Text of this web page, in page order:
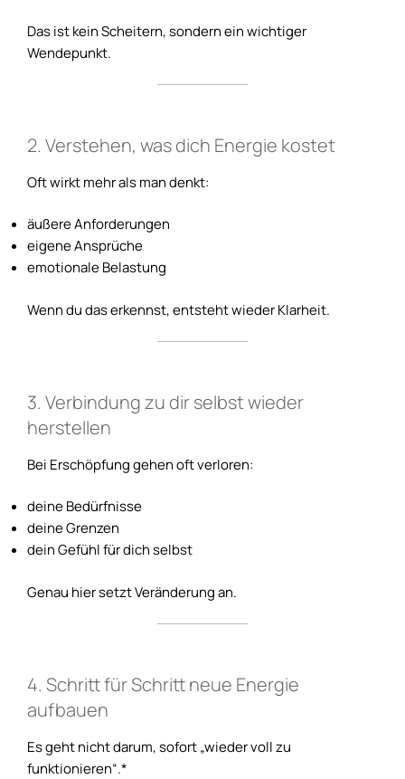
Das ist kein Scheitern, sondern ein wichtiger
Wendepunkt.
2. Verstehen, was dich Energie kostet
Oft wirkt mehr als man denkt:
äußere Anforderungen
eigene Ansprüche
emotionale Belastung
Wenn du das erkennst, entsteht wieder Klarheit.
3. Verbindung zu dir selbst wieder
herstellen
Bei Erschöpfung gehen oft verloren:
deine Bedürfnisse
deine Grenzen
dein Gefühl für dich selbst
Genau hier setzt Veränderung an.
4. Schritt für Schritt neue Energie
aufbauen
Es geht nicht darum, sofort „wieder voll zu
funktionieren“.*